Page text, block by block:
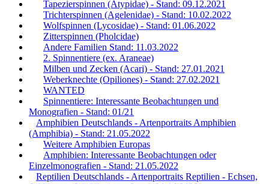
Tapezierspinnen (Atypidae) - Stand: 09.12.2021
Trichterspinnen (Agelenidae) - Stand: 10.02.2022
Wolfspinnen (Lycosidae) - Stand: 01.06.2022
Zitterspinnen (Pholcidae)
Andere Familien Stand: 11.03.2022
2. Spinnentiere (ex. Araneae)
Milben und Zecken (Acari) - Stand: 27.01.2021
Weberknechte (Opiliones) - Stand: 27.02.2021
WANTED
Spinnentiere: Interessante Beobachtungen und
Monografien - Stand: 01/21
Amphibien Deutschlands - Artenportraits Amphibien
(Amphibia) - Stand: 21.05.2022
Weitere Amphibien Europas
Amphibien: Interessante Beobachtungen oder
Einzelmonografien - Stand: 21.05.2022
Reptilien Deutschlands - Artenportraits Reptilien - Echsen,